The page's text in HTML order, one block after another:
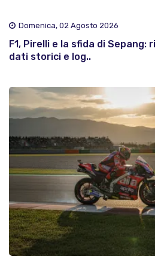
Domenica, 02 Agosto 2026
F1, Pirelli e la sfida di Sepang:
dati storici e log..